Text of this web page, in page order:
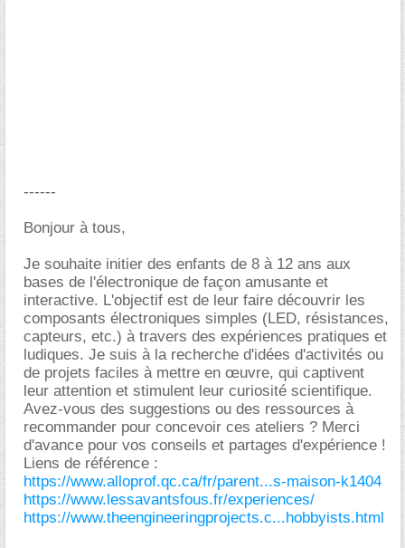
------
Bonjour à tous,
Je souhaite initier des enfants de 8 à 12 ans aux
bases de l'électronique de façon amusante et
interactive. L'objectif est de leur faire découvrir les
composants électroniques simples (LED, résistances,
capteurs, etc.) à travers des expériences pratiques et
ludiques. Je suis à la recherche d'idées d'activités ou
de projets faciles à mettre en œuvre, qui captivent
leur attention et stimulent leur curiosité scientifique.
Avez-vous des suggestions ou des ressources à
recommander pour concevoir ces ateliers ? Merci
d'avance pour vos conseils et partages d'expérience !
Liens de référence :
https://www.alloprof.qc.ca/fr/parent...s-maison-k1404
https://www.lessavantsfous.fr/experiences/
https://www.theengineeringprojects.c...hobbyists.html